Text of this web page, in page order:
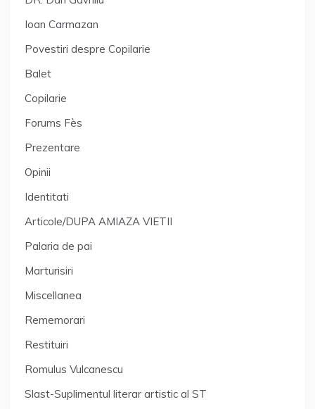
Ioan Carmazan
Povestiri despre Copilarie
Balet
Copilarie
Forums Fès
Prezentare
Opinii
Identitati
Articole/DUPA AMIAZA VIETII
Palaria de pai
Marturisiri
Miscellanea
Rememorari
Restituiri
Romulus Vulcanescu
Slast-Suplimentul literar artistic al ST